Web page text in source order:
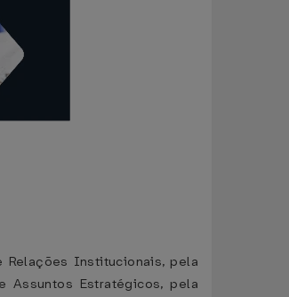
Relações Institucionais, pela
Assuntos Estratégicos, pela